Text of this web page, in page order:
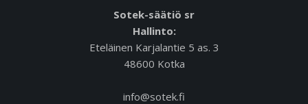
Sotek-säätiö sr
Hallinto:
Eteläinen Karjalantie 5 as. 3
48600 Kotka
info@sotek.fi